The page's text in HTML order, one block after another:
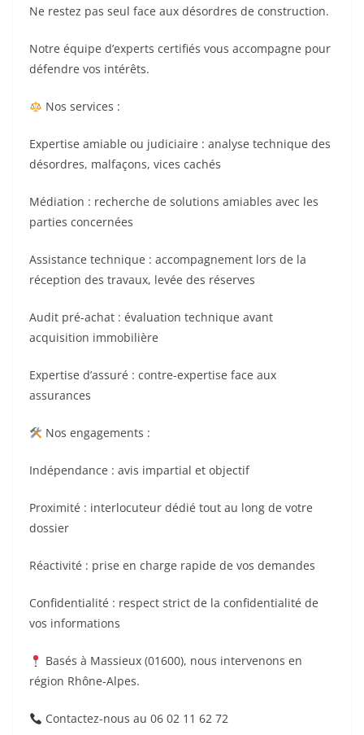
Ne restez pas seul face aux désordres de construction.
Notre équipe d’experts certifiés vous accompagne pour
défendre vos intérêts.
Nos services :
Expertise amiable ou judiciaire : analyse technique des
désordres, malfaçons, vices cachés
Médiation : recherche de solutions amiables avec les
parties concernées
Assistance technique : accompagnement lors de la
réception des travaux, levée des réserves
Audit pré-achat : évaluation technique avant
acquisition immobilière
Expertise d’assuré : contre-expertise face aux
assurances
Nos engagements :
Indépendance : avis impartial et objectif
Proximité : interlocuteur dédié tout au long de votre
dossier
Réactivité : prise en charge rapide de vos demandes
Confidentialité : respect strict de la confidentialité de
vos informations
Basés à Massieux (01600), nous intervenons en
région Rhône-Alpes.
Contactez-nous au 06 02 11 62 72